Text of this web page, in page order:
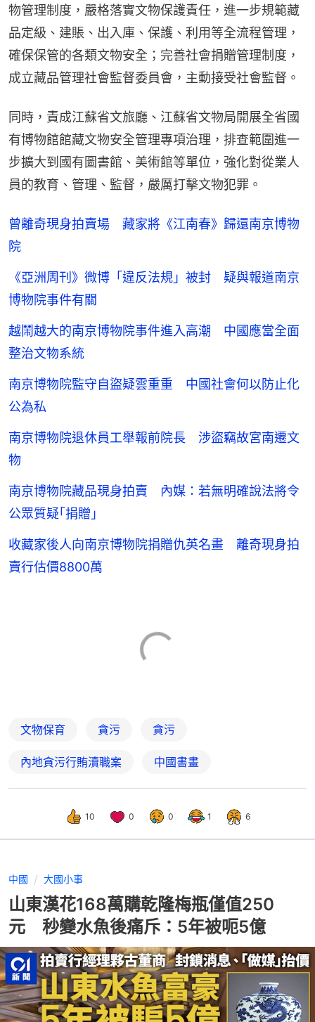
物管理制度，嚴格落實文物保護責任，進一步規範藏
品定級、建賬、出入庫、保護、利用等全流程管理，
確保保管的各類文物安全；完善社會捐贈管理制度，
成立藏品管理社會監督委員會，主動接受社會監督。
同時，責成江蘇省文旅廳、江蘇省文物局開展全省國
有博物館館藏文物安全管理專項治理，排查範圍進一
步擴大到國有圖書館、美術館等單位，強化對從業人
員的教育、管理、監督，嚴厲打擊文物犯罪。
曾離奇現身拍賣場 藏家將《江南春》歸還南京博物
院
《亞洲周刊》微博「違反法規」被封 疑與報道南京
博物院事件有關
越鬧越大的南京博物院事件進入高潮 中國應當全面
整治文物系統
南京博物院監守自盜疑雲重重 中國社會何以防止化
公為私
南京博物院退休員工舉報前院長 涉盜竊故宮南遷文
物
南京博物院藏品現身拍賣 內媒：若無明確說法將令
公眾質疑｢捐贈｣
收藏家後人向南京博物院捐贈仇英名畫 離奇現身拍
賣行估價8800萬
文物保育 貪污 貪污
內地貪污行賄瀆職案 中國書畫
10 0 0 1 6
中國 大國小事
山東漢花168萬購乾隆梅瓶僅值250
元 秒變水魚後痛斥：5年被呃5億